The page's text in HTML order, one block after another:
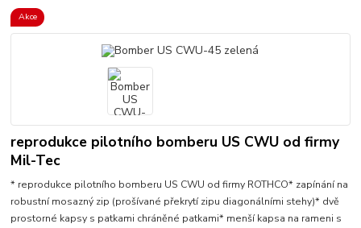
Akce
reprodukce pilotního bomberu US CWU od firmy
Mil-Tec
* reprodukce pilotního bomberu US CWU od firmy ROTHCO* zapínání na
robustní mosazný zip (prošívané překrytí zipu diagonálními stehy)* dvě
prostorné kapsy s patkami chráněné patkami* menší kapsa na rameni s